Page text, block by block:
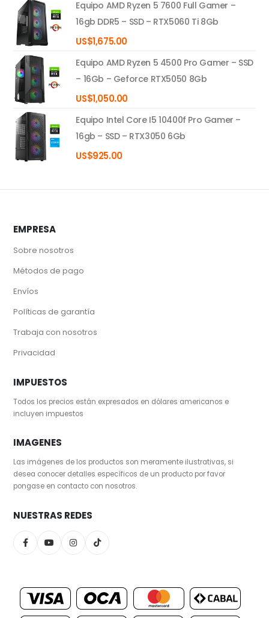
Equipo AMD Ryzen 5 7600 Full Gamer –
16gb DDR5 – SSD – RTX5060 Ti 8Gb
US$1,675.00
Equipo AMD Ryzen 5 4500 Pro Gamer – SSD
– 16Gb – Geforce RTX5050 8Gb
US$1,050.00
Equipo Intel Core I5 10400f Pro Gamer –
16gb – SSD – RTX3050 6Gb
US$925.00
EMPRESA
Sobre nosotros
Métodos de pago
Envíos
Políticas de garantía
Trabaja con nosotros
Privacidad
IMPUESTOS
Todos los precios están expresados en dólares americanos e
incluyen impuestos
IMAGENES
Las imágenes de los productos son meramente ilustrativas, si
desea conocer detalles específicos de un producto por favor
pongase en contacto con nosotros.
NUESTRAS REDES